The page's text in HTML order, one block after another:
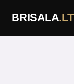
BRISALA.LT